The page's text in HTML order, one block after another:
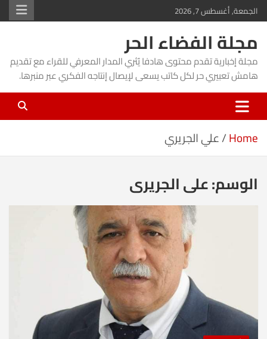
Skip
to
content
الجمعة, أغسطس 7, 2026
مجلة الفضاء الحر
مجلة إخبارية تقدم محتوى هادفا يُثري المدار المعرفي للقراء مع تقديم
هامش تعبيري حر لكل كاتب يسعى لإيصال إنتاجه الفكري عبر منبرها.
Home علي الجريري
الوسم:علي الجريري